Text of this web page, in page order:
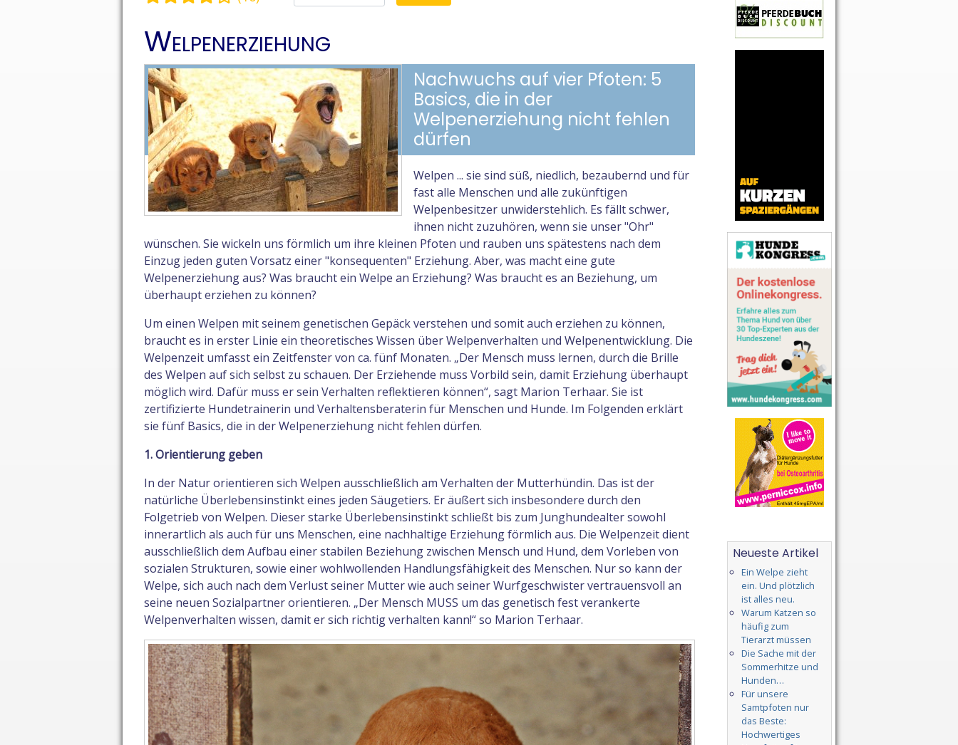
Welpenerziehung
Nachwuchs auf vier Pfoten: 5
Basics, die in der
Welpenerziehung nicht fehlen
dürfen
Welpen ... sie sind süß, niedlich, bezaubernd und für
fast alle Menschen und alle zukünftigen
Welpenbesitzer unwiderstehlich. Es fällt schwer,
ihnen nicht zuzuhören, wenn sie unser "Ohr"
wünschen. Sie wickeln uns förmlich um ihre kleinen Pfoten und rauben uns spätestens nach dem
Einzug jeden guten Vorsatz einer "konsequenten" Erziehung. Aber, was macht eine gute
Welpenerziehung aus? Was braucht ein Welpe an Erziehung? Was braucht es an Beziehung, um
überhaupt erziehen zu können?
Um einen Welpen mit seinem genetischen Gepäck verstehen und somit auch erziehen zu können,
braucht es in erster Linie ein theoretisches Wissen über Welpenverhalten und Welpenentwicklung. Die
Welpenzeit umfasst ein Zeitfenster von ca. fünf Monaten. „Der Mensch muss lernen, durch die Brille
des Welpen auf sich selbst zu schauen. Der Erziehende muss Vorbild sein, damit Erziehung überhaupt
möglich wird. Dafür muss er sein Verhalten reflektieren können“, sagt Marion Terhaar. Sie ist
zertifizierte Hundetrainerin und Verhaltensberaterin für Menschen und Hunde. Im Folgenden erklärt
sie fünf Basics, die in der Welpenerziehung nicht fehlen dürfen.
1. Orientierung geben
In der Natur orientieren sich Welpen ausschließlich am Verhalten der Mutterhündin. Das ist der
natürliche Überlebensinstinkt eines jeden Säugetiers. Er äußert sich insbesondere durch den
Folgetrieb von Welpen. Dieser starke Überlebensinstinkt schließt bis zum Junghundealter sowohl
innerartlich als auch für uns Menschen, eine nachhaltige Erziehung förmlich aus. Die Welpenzeit dient
ausschließlich dem Aufbau einer stabilen Beziehung zwischen Mensch und Hund, dem Vorleben von
sozialen Strukturen, sowie einer wohlwollenden Handlungsfähigkeit des Menschen. Nur so kann der
Welpe, sich auch nach dem Verlust seiner Mutter wie auch seiner Wurfgeschwister vertrauensvoll an
seine neuen Sozialpartner orientieren. „Der Mensch MUSS um das genetisch fest verankerte
Welpenverhalten wissen, damit er sich richtig verhalten kann!“ so Marion Terhaar.
Neueste Artikel
Ein Welpe zieht
ein. Und plötzlich
ist alles neu.
Warum Katzen so
häufig zum
Tierarzt müssen
Die Sache mit der
Sommerhitze und
Hunden…
Für unsere
Samtpfoten nur
das Beste:
Hochwertiges